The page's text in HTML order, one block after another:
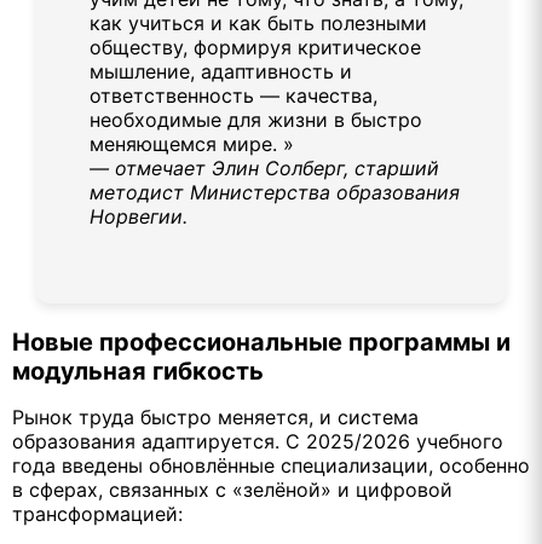
как учиться и как быть полезными
обществу, формируя критическое
мышление, адаптивность и
ответственность — качества,
необходимые для жизни в быстро
меняющемся мире. »
— отмечает Элин Солберг, старший
методист Министерства образования
Норвегии.
Новые профессиональные программы и
модульная гибкость
Рынок труда быстро меняется, и система
образования адаптируется. С 2025/2026 учебного
года введены обновлённые специализации, особенно
в сферах, связанных с «зелёной» и цифровой
трансформацией: